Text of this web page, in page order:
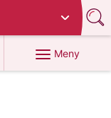
Meny